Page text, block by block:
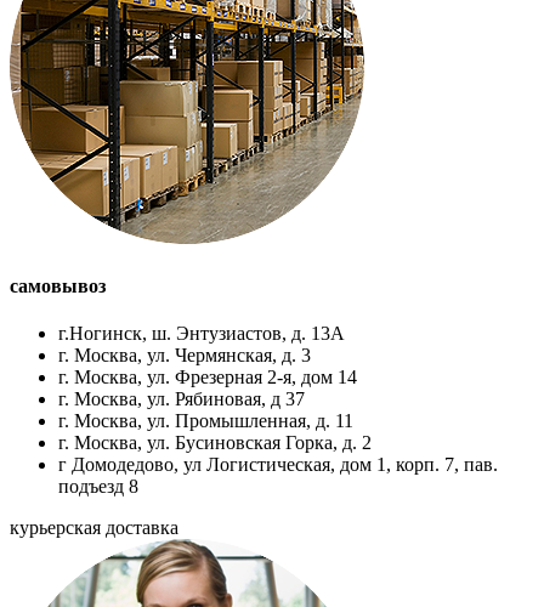
самовывоз
г.Ногинск, ш. Энтузиастов, д. 13А
г. Москва, ул. Чермянская, д. 3
г. Москва, ул. Фрезерная 2-я, дом 14
г. Москва, ул. Рябиновая, д 37
г. Москва, ул. Промышленная, д. 11
г. Москва, ул. Бусиновская Горка, д. 2
г Домодедово, ул Логистическая, дом 1, корп. 7, пав.
подъезд 8
курьерская доставка